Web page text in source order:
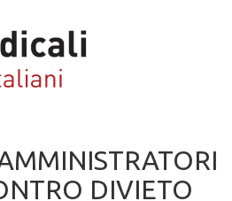
DIVIETO